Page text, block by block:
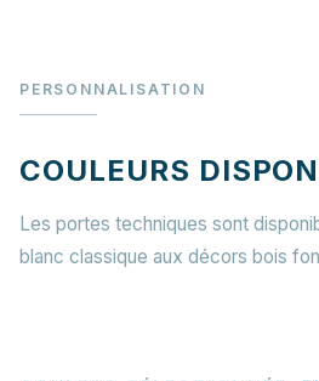
PERSONNALISATION
COULEURS
Les portes techniques sont
blanc classique aux décors bois